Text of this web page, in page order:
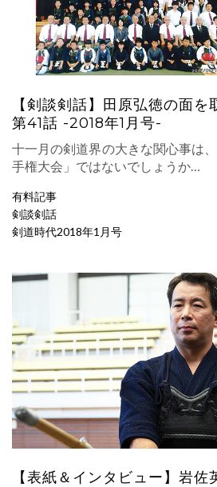
【剣談剣話】田原弘徳の面
第41話 -2018年1月号-
十一月の剣道界の大きな関心事は
手権大会」ではないでしょうか…
有料記事
剣談剣話
剣道時代2018年1月号
【表紙＆インタビュー】岩